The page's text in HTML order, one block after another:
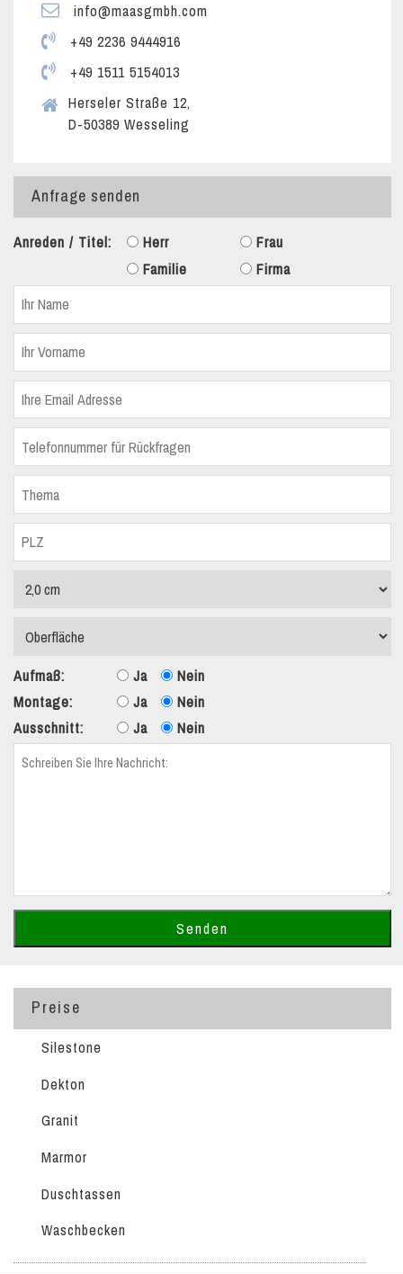
info@maasgmbh.com
+49 2236 9444916
+49 1511 5154013
Herseler Straße 12,
D-50389 Wesseling
Anfrage senden
Anreden / Titel: Herr
Frau
Familie
Firma
Aufmaß: Ja
Nein
Montage:
Ja
Nein
Ausschnitt:
Ja Nein
Preise
Silestone
Dekton
Granit
Marmor
Duschtassen
Waschbecken